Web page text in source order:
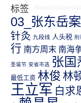
标签
03_张东岳案
针灸 九段线 人头税 刑
行 南方周末 南海
圣诞节 安省市选 张国
最低工资 林俊 林
王立军 白求